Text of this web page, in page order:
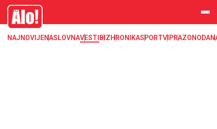
Društvo, društvene teme
Alo
NAJNOVIJENASLOVNAVESTI BIZHRONIKASPORTVIPRAZONODA